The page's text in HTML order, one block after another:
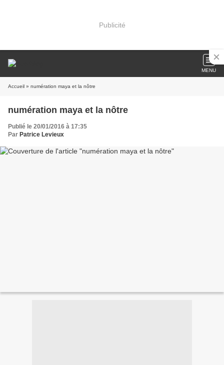
Publicité
MENU
Accueil » numération maya et la nôtre
numération maya et la nôtre
Publié le 20/01/2016 à 17:35
Par Patrice Levieux